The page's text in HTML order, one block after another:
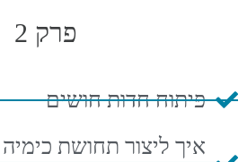
פרק 2
פיתוח חדות חושים
איך ליצור תחושת